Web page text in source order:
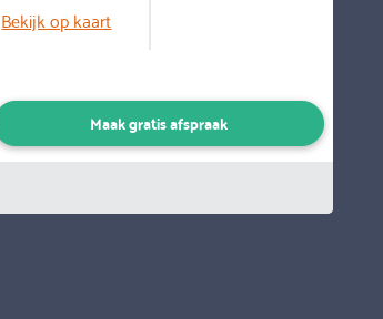
Bekijk op kaart
Maak gratis afspraak